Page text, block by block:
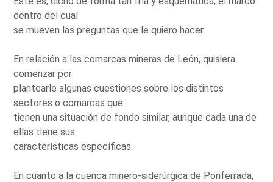
dentro del cual
se mueven las preguntas que le quiero hacer.
En relación a las comarcas mineras de León, quisiera
comenzar por
plantearle algunas cuestiones sobre los distintos
sectores o comarcas que
tienen una situación de fondo similar, aunque cada una de
ellas tiene sus
características específicas.
En cuanto a la cuenca minero-siderúrgica de Ponferrada,